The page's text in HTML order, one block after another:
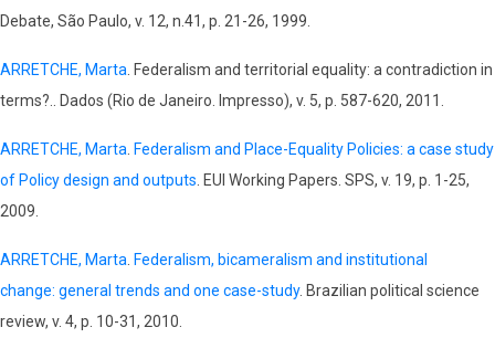
Debate, São Paulo, v. 12, n.41, p. 21-26, 1999.
ARRETCHE, Marta . Federalism and territorial equality: a contradiction in
terms?.. Dados (Rio de Janeiro. Impresso), v. 5, p. 587-620, 2011.
ARRETCHE, Marta Federalism and Place-Equality Policies: a case study
of Policy design and outputs . EUI Working Papers. SPS, v. 19, p. 1-25,
2009.
ARRETCHE, Marta Federalism, bicameralism and institutional
change: general trends and one case-study. Brazilian political science
review, v. 4, p. 10-31, 2010.